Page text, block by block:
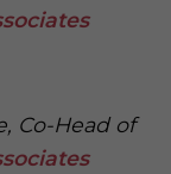
Co-Head of